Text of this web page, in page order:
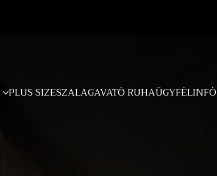
PLUS SIZESZALAGAVATÓ RUHAÜGYFÉLINFÓ